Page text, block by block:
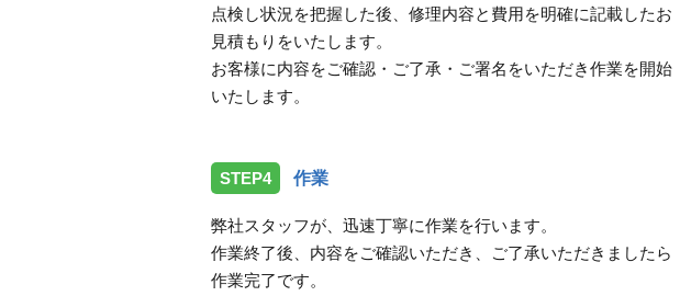
点検し状況を把握した後、修理内容と費用を明確に記載したお
見積もりをいたします。
お客様に内容をご確認・ご了承・ご署名をいただき作業を開始
いたします。
STEP4 作業
弊社スタッフが、迅速丁寧に作業を行います。
作業終了後、内容をご確認いただき、ご了承いただきましたら
作業完了です。